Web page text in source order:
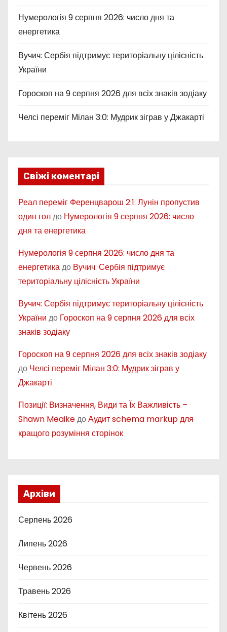
Нумерологія 9 серпня 2026: число дня та
енергетика
Вучич: Сербія підтримує територіальну цілісність
України
Гороскоп на 9 серпня 2026 для всіх знаків зодіаку
Челсі переміг Мілан 3:0: Мудрик зіграв у Джакарті
Свіжі коментарі
Реал переміг Ференцварош 2:1: Лунін пропустив
один голдо Нумерологія 9 серпня 2026: число
дня та енергетика
Нумерологія 9 серпня 2026: число дня та
енергетикадо Вучич: Сербія підтримує
територіальну цілісність України
Вучич: Сербія підтримує територіальну цілісність
України до Гороскоп на 9 серпня 2026 для всіх
знаків зодіаку
Гороскоп на 9 серпня 2026 для всіх знаків зодіаку
до Челсі переміг Мілан 3:0: Мудрик зіграв у
Джакарті
Позиції: Визначення, Види та Їх Важливість –
Shawn MeaikeдоАудит schema markup для
кращого розуміння сторінок
Архіви
Серпень 2026
Липень 2026
Червень 2026
Травень 2026
Квітень 2026